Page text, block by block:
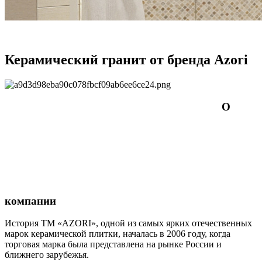
Керамический гранит от бренда Azori
О
компании
История ТМ «AZORI», одной из самых ярких отечественных
марок керамической плитки, началась в 2006 году, когда
торговая марка была представлена на рынке России и
ближнего зарубежья.